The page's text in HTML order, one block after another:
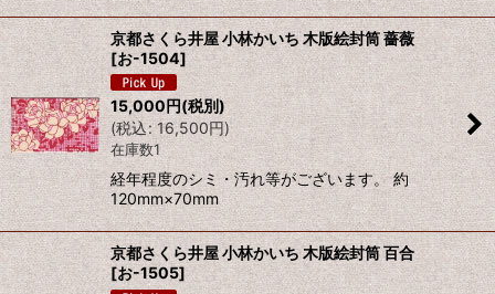
京都さくら井屋 小林かいち 木版絵封筒 薔薇
[お-1504]
15,000円(税別)
(税込: 16,500円)
在庫数1
経年程度のシミ・汚れ等がございます。 約
120mm×70mm
京都さくら井屋 小林かいち 木版絵封筒 百合
[お-1505]